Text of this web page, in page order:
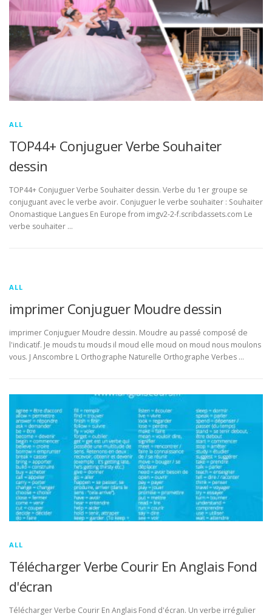
ALL
TOP44+ Conjuguer Verbe Souhaiter
dessin
TOP44+ Conjuguer Verbe Souhaiter dessin. Verbe du 1er groupe se
conjuguant avec le verbe avoir. Conjuguer le verbe souhaiter : Souhaiter
Onomastique Langues En Europe from imgv2-2-f.scribdassets.com Le
verbe souhaiter …
ALL
imprimer Conjuguer Moudre dessin
imprimer Conjuguer Moudre dessin. Moudre au passé composé de
l'indicatif. Je mouds tu mouds il moud elle moud on moud nous moulons
vous. J Anscombre L Orthographe Naturelle Orthographe Verbes …
ALL
Télécharger Verbe Courir En Anglais Fond
d'écran
Télécharger Verbe Courir En Anglais Fond d'écran. Un verbe irrégulier